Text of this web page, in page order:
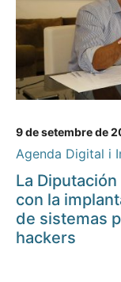
9 de setembre de
Agenda Digital i
La
con la
de sistemas
hackers